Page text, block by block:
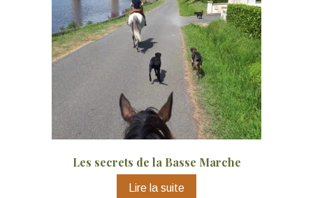
Les secrets de la Basse Marche
Lire la suite